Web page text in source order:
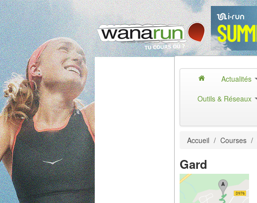
Actualités
Outils & Réseaux
Accueil / Courses /
Gard